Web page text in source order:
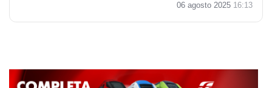
06 agosto 2025 16:13